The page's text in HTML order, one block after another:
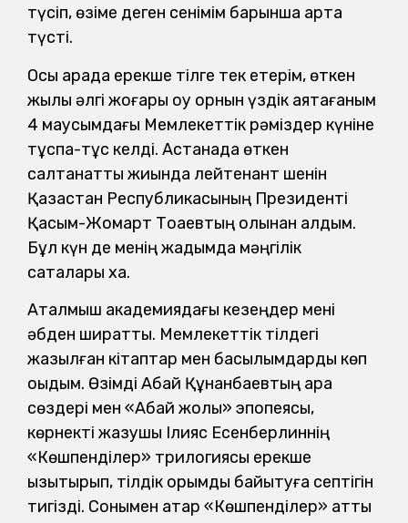
түсіп, өзіме деген сенімім барынша арта
түсті.
Осы арада ерекше тілге тек етерім, өткен
жылы әлгі жоғары оқу орнын үздік аяқтағаным
4 маусымдағы Мемлекеттік рәміздер күніне
тұспа-тұс келді. Астанада өткен
салтанатты жиында лейтенант шенін
Қазақстан Республикасының Президенті
Қасым-Жомарт Тоқаевтың қолынан алдым.
Бұл күн де менің жадымда мәңгілік
сақталары хақ.
Аталмыш академиядағы кезеңдер мені
әбден ширатты. Мемлекеттік тілдегі
жазылған кітаптар мен басылымдарды көп
оқыдым. Өзімді Абай Құнанбаевтың қара
сөздері мен «Абай жолы» эпопеясы,
көрнекті жазушы Ілияс Есенберлиннің
«Көшпенділер» трилогиясы ерекше
қызықтырып, тілдік қорымды байытуға септігін
тигізді. Сонымен қатар «Көшпенділер» атты